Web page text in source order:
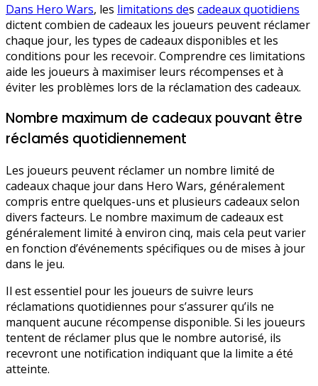
Dans Hero Wars, les limitations des cadeaux quotidiens
dictent combien de cadeaux les joueurs peuvent réclamer
chaque jour, les types de cadeaux disponibles et les
conditions pour les recevoir. Comprendre ces limitations
aide les joueurs à maximiser leurs récompenses et à
éviter les problèmes lors de la réclamation des cadeaux.
Nombre maximum de cadeaux pouvant être
réclamés quotidiennement
Les joueurs peuvent réclamer un nombre limité de
cadeaux chaque jour dans Hero Wars, généralement
compris entre quelques-uns et plusieurs cadeaux selon
divers facteurs. Le nombre maximum de cadeaux est
généralement limité à environ cinq, mais cela peut varier
en fonction d’événements spécifiques ou de mises à jour
dans le jeu.
Il est essentiel pour les joueurs de suivre leurs
réclamations quotidiennes pour s’assurer qu’ils ne
manquent aucune récompense disponible. Si les joueurs
tentent de réclamer plus que le nombre autorisé, ils
recevront une notification indiquant que la limite a été
atteinte.